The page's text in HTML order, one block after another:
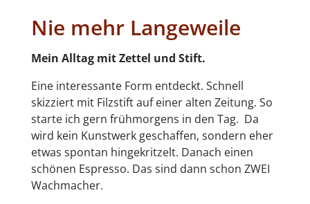
Nie mehr Langeweile
Mein Alltag mit Zettel und Stift.
Eine interessante Form entdeckt. Schnell
skizziert mit Filzstift auf einer alten Zeitung. So
starte ich gern frühmorgens in den Tag. Da
wird kein Kunstwerk geschaffen, sondern eher
etwas spontan hingekritzelt. Danach einen
schönen Espresso. Das sind dann schon ZWEI
Wachmacher.